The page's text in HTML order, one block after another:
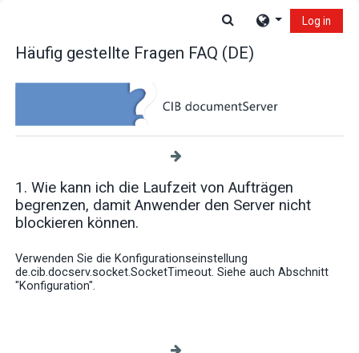
Toggle search input
Log in
Häufig gestellte Fragen FAQ (DE)
1. Wie kann ich die Laufzeit von Aufträgen
begrenzen, damit Anwender den Server nicht
blockieren können.
Verwenden Sie die Konfigurationseinstellung
de.cib.docserv.socket.SocketTimeout. Siehe auch Abschnitt
"Konfiguration".